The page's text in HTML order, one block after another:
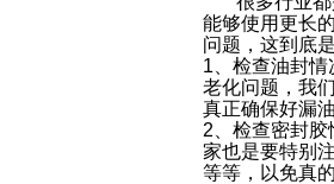
能够使用更长
问题，这到底
1、检查油封
老化问题，我
真正确保好漏
2、检查密封
家也是要特别
等等，以免真